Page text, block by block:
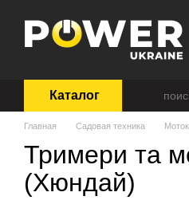
Каталог
Главная Садовая техника
Тримери та
(Хюндай)